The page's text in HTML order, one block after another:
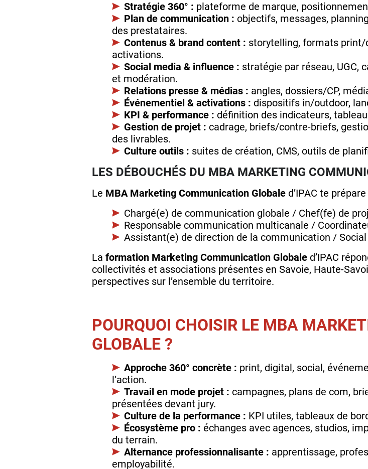
Stratégie 360° : plateforme de marque,
Plan de communication : objectifs, messages,
des prestataires.
Contenus & brand content : storytelling, formats
activations.
Social media & influence : stratégie par réseau, UGC,
et modération.
Relations presse & médias : angles, dossiers/CP,
Événementiel & activations : dispositifs in/outdoor,
KPI & performance : définition des indicateurs,
Gestion de projet : cadrage, briefs/contre‑briefs,
des livrables.
Culture outils : suites de création, CMS, outils de
LES DÉBOUCHÉS DU MBA MARKETING
Le MBA Marketing Communication Globale d’IPAC te
Chargé(e) de communication globale / Chef(fe) de
Responsable communication multicanale /
Assistant(e) de direction de la communication /
La formation Marketing Communication Globale d’IPAC
collectivités et associations présentes en Savoie,
perspectives sur l’ensemble du territoire.
POURQUOI CHOISIR LE MBA
GLOBALE ?
Approche 360° concrète : print, digital, social,
l’action.
Travail en mode projet : campagnes, plans de com,
présentées devant jury.
Culture de la performance : KPI utiles, tableaux de
Écosystème pro : échanges avec agences, studios,
du terrain.
Alternance professionnalisante : apprentissage,
employabilité.